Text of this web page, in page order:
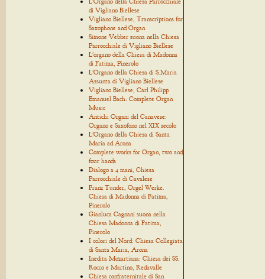
di Vigliano Biellese
Vigliano Biellese, Transcriptions for
Saxophone and Organ
Simone Vebber suona nella Chiesa
Parrocchiale di Vigliano Biellese
L'organo della Chiesa di Madonna
di Fatima, Pinerolo
L'Organo della Chiesa di S.Maria
Assunta di Vigliano Biellese
Vigliano Biellese, Carl Philipp
Emanuel Bach: Complete Organ
Music
Antichi Organi del Canavese:
Organo e Saxofono nel XIX secolo
L'Organo della Chiesa di Santa
Maria ad Arona
Complete works for Organ, two and
four hands
Dialogo a 4 mani, Chiesa
Parrocchiale di Cavalese
Franz Tunder, Orgel Werke.
Chiesa di Madonna di Fatima,
Pinerolo
Gianluca Cagnani suona nella
Chiesa Madonna di Fatima,
Pinerolo
I colori del Nord: Chiesa Collegiata
di Santa Maria, Arona
Inedita Mozartiana: Chiesa dei SS.
Rocco e Martino, Redavalle
Chiesa confraternitale di San